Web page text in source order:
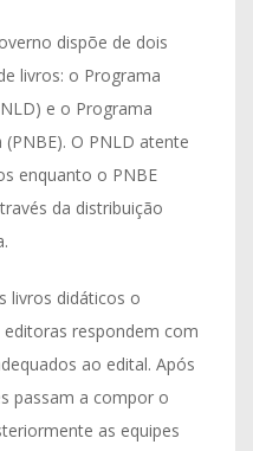
dispõe de dois
livros: o Programa
e o Programa
O PNLD atente
enquanto o PNBE
da distribuição
livros didáticos o
respondem com
ao edital. Após
passam a compor o
as equipes